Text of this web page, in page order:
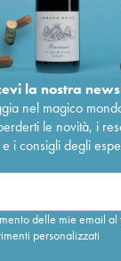
la nostra
nel magico
le novità, i
e i consigli degli
delle mie email al
personalizzati